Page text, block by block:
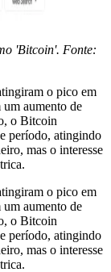
'Bitcoin'. Fonte:
o pico em
aumento de
o Bitcoin
período, atingindo
mas o interesse
o pico em
aumento de
o Bitcoin
período, atingindo
mas o interesse